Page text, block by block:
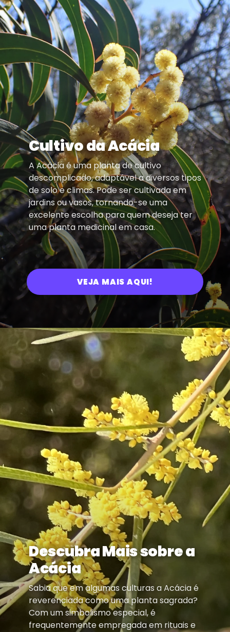
Cultivo da Acácia
A Acácia é uma planta de cultivo
descomplicado, adaptável a diversos tipos
de solo e climas. Pode ser cultivada em
jardins ou vasos, tornando-se uma
excelente escolha para quem deseja ter
uma planta medicinal em casa.
VEJA MAIS AQUI!
Descubra Mais sobre a
Acácia
Sabia que em algumas culturas a Acácia é
reverenciada como uma planta sagrada?
Com um simbolismo especial, é
frequentemente empregada em rituais e